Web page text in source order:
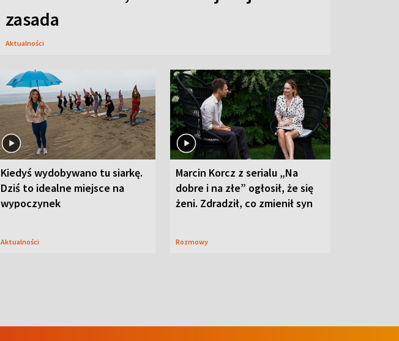
zasada
Aktualności
Kiedyś wydobywano tu siarkę.
Dziś to idealne miejsce na
wypoczynek
Aktualności
Marcin Korcz z serialu „Na
dobre i na złe” ogłosił, że się
żeni. Zdradził, co zmienił syn
Rozmowy